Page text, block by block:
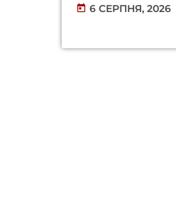
today 6 СЕРПНЯ, 2026